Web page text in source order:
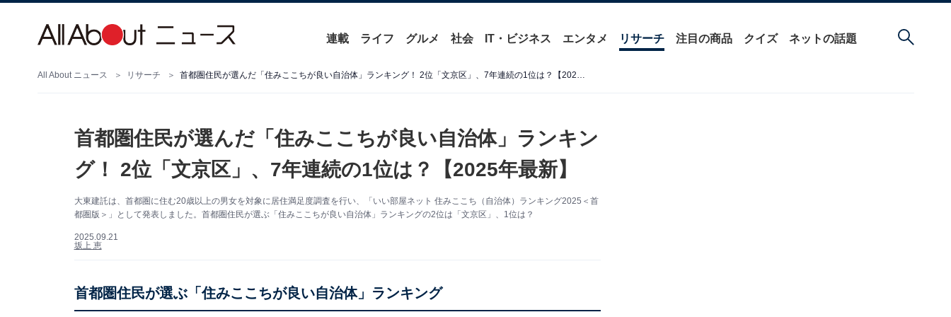
連載 ライフ グルメ 社会 IT・ビジネス エンタメ リサーチ 注目の商品 クイズ ネットの話題
All About ニュース リサーチ 首都圏住民が選んだ「住みここちが良い自治体」ランキング！ 2位「文京区」、7年連続の1位は？【2025年最新】
首都圏住民が選んだ「住みここちが良い自治体」ランキン
グ！ 2位「文京区」、7年連続の1位は？【2025年最新】
大東建託は、首都圏に住む20歳以上の男女を対象に居住満足度調査を行い、「いい部屋ネット 住みここち（自治体）ランキング2025＜首
都圏版＞」として発表しました。首都圏住民が選ぶ「住みここちが良い自治体」ランキングの2位は「文京区」、1位は？
2025.09.21
坂上 恵
首都圏住民が選ぶ「住みここちが良い自治体」ランキング